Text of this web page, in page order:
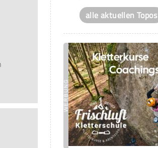
alle aktuellen Topos